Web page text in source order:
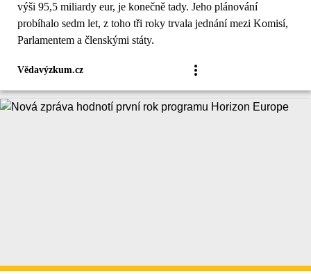
výši 95,5 miliardy eur, je konečně tady. Jeho plánování
probíhalo sedm let, z toho tři roky trvala jednání mezi Komisí,
Parlamentem a členskými státy.
Vědavýzkum.cz